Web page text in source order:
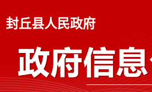
封丘县人民政府